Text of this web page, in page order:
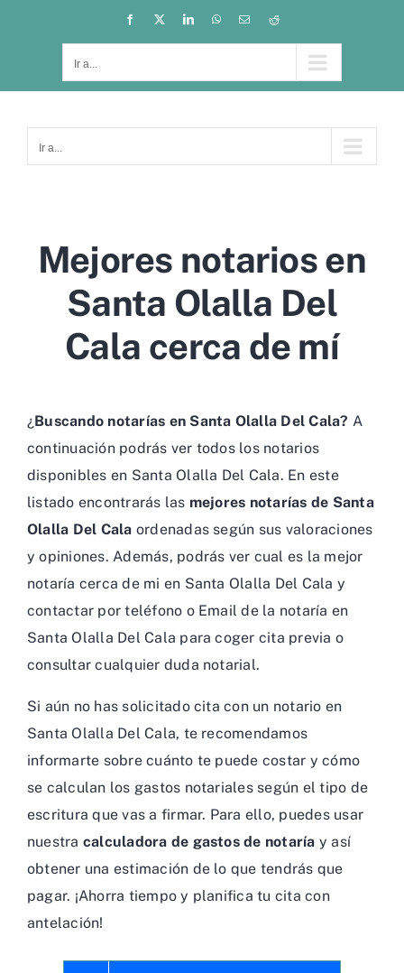
Facebook
X LinkedInWhatsAppCorreo
electrónico
Reddit
Ir a...
Ir a...
Mejores notarios en
Santa Olalla Del
Cala cerca de mí
¿Buscando notarías en Santa Olalla Del Cala? A
continuación podrás ver todos los notarios
disponibles en Santa Olalla Del Cala. En este
listado encontrarás las mejores notarías de Santa
Olalla Del Cala ordenadas según sus valoraciones
y opiniones. Además, podrás ver cual es la mejor
notaría cerca de mi en Santa Olalla Del Cala y
contactar por teléfono o Email de la notaría en
Santa Olalla Del Cala para coger cita previa o
consultar cualquier duda notarial.
Si aún no has solicitado cita con un notario en
Santa Olalla Del Cala, te recomendamos
informarte sobre cuánto te puede costar y cómo
se calculan los gastos notariales según el tipo de
escritura que vas a firmar. Para ello, puedes usar
nuestra calculadora de gastos de notaría y así
obtener una estimación de lo que tendrás que
pagar. ¡Ahorra tiempo y planifica tu cita con
antelación!